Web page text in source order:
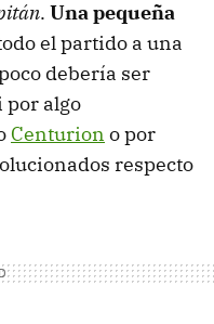
. Una pequeña
el partido a una
debería ser
por algo
Centurion o por
respecto